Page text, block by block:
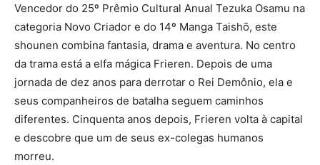
Vencedor do 25º Prêmio Cultural Anual Tezuka Osamu na
categoria Novo Criador e do 14º Manga Taishō, este
shounen combina fantasia, drama e aventura. No centro
da trama está a elfa mágica Frieren. Depois de uma
jornada de dez anos para derrotar o Rei Demônio, ela e
seus companheiros de batalha seguem caminhos
diferentes. Cinquenta anos depois, Frieren volta à capital
e descobre que um de seus ex-colegas humanos
morreu.